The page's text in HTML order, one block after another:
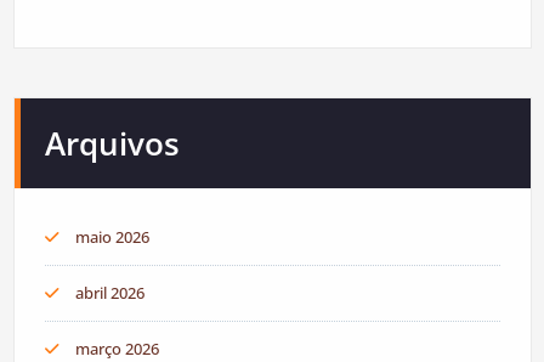
Arquivos
maio 2026
abril 2026
março 2026